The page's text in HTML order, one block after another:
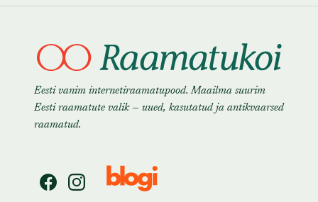
Eesti vanim internetiraamatupood. Maailma suurim
Eesti raamatute valik — uued, kasutatud ja antikvaarsed
raamatud.